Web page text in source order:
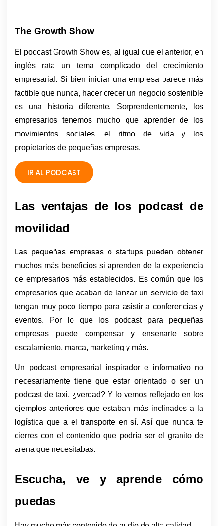
The Growth Show
El podcast Growth Show es, al igual que el anterior, en
inglés rata un tema complicado del crecimiento
empresarial. Si bien iniciar una empresa parece más
factible que nunca, hacer crecer un negocio sostenible
es una historia diferente. Sorprendentemente, los
empresarios tenemos mucho que aprender de los
movimientos sociales, el ritmo de vida y los
propietarios de pequeñas empresas.
IR AL PODCAST
Las ventajas de los podcast de
movilidad
Las pequeñas empresas o startups pueden obtener
muchos más beneficios si aprenden de la experiencia
de empresarios más establecidos. Es común que los
empresarios que acaban de lanzar un servicio de taxi
tengan muy poco tiempo para asistir a conferencias y
eventos. Por lo que los podcast para pequeñas
empresas puede compensar y enseñarle sobre
escalamiento, marca, marketing y más.
Un podcast empresarial inspirador e informativo no
necesariamente tiene que estar orientado o ser un
podcast de taxi, ¿verdad? Y lo vemos reflejado en los
ejemplos anteriores que estaban más inclinados a la
logística que a el transporte en sí. Así que nunca te
cierres con el contenido que podría ser el granito de
arena que necesitabas.
Escucha, ve y aprende cómo
puedas